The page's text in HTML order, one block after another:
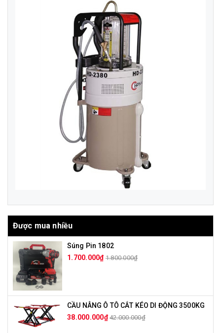
Được mua nhiều
Súng Pin 1802
1.700.000₫ 1.800.000₫
CẦU NÂNG Ô TÔ CẮT KÉO DI ĐỘNG 3500KG
38.000.000₫ 42.000.000₫